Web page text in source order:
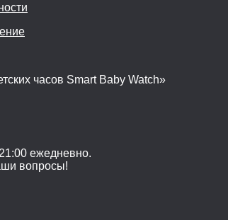
часов Smart Baby Watch»
ежедневно.
вопросы!